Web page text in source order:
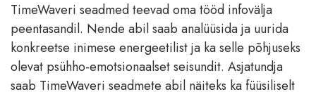
TimeWaveri seadmed teevad oma tööd infovälja
peentasandil. Nende abil saab analüüsida ja uurida
konkreetse inimese energeetilist ja ka selle põhjuseks
olevat psühho-emotsionaalset seisundit. Asjatundja
saab TimeWaveri seadmete abil näiteks ka füüsiliselt